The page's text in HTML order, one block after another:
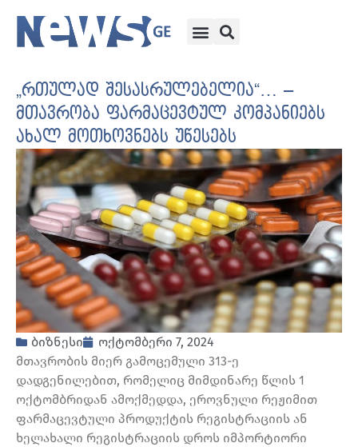
„რთულად შესასრულებელია“… –
მთავრობა ფარმაცევტულ კომპანიებს
ახალ მოთხოვნებს უწესებს
ბიზნესი
ოქტომბერი 7, 2024
მთავრობის მიერ გამოცემული 313-ე
დადგენილებით, რომელიც მიმდინარე წლის 1
ოქტომბრიდან ამოქმედდა, ეროვნული რეჟიმით
ფარმაცევტული პროდუქტის რეგისტრაციის ან
ხელახალი რეგისტრაციის დროს იმპორტიორი